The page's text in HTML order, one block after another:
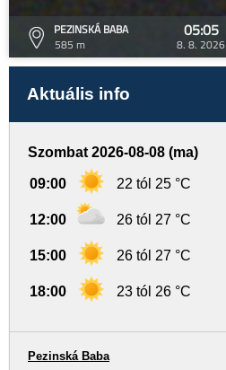
PEZINSKÁ BABA
585 m
05:05
8. 8. 2026
Aktuális info
Szombat 2026-08-08 (ma)
09:00 22 tól 25 °C
12:00 26 tól 27 °C
15:00 26 tól 27 °C
18:00 23 tól 26 °C
Pezinská Baba